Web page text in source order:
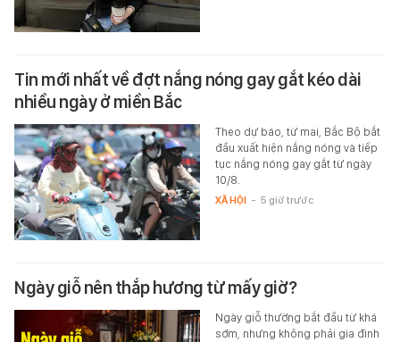
Tin mới nhất về đợt nắng nóng gay gắt kéo dài
nhiều ngày ở miền Bắc
Theo dự báo, từ mai, Bắc Bộ bắt
đầu xuất hiện nắng nóng và tiếp
tục nắng nóng gay gắt từ ngày
10/8.
XÃ HỘI - 5 giờ trước
Ngày giỗ nên thắp hương từ mấy giờ?
Ngày giỗ thường bắt đầu từ khá
sớm, nhưng không phải gia đình